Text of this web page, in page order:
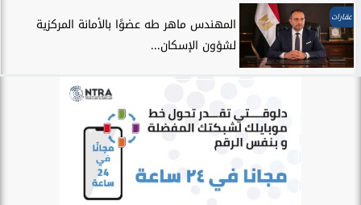
عقارات
المهندس ماهر طه عضوًا بالأمانة المركزية
لشؤون الإسكان...